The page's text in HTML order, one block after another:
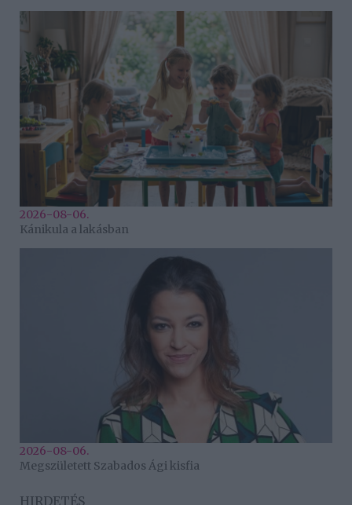
2026-08-06.
Kánikula a lakásban
2026-08-06.
Megszületett Szabados Ági kisfia
HIRDETÉS